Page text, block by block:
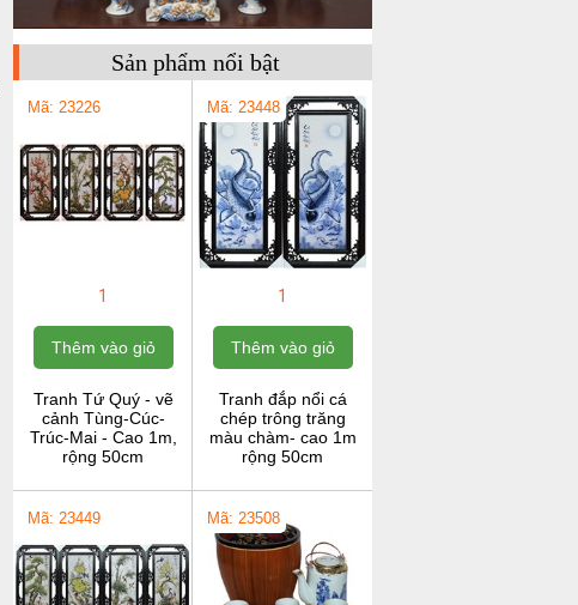
Sản phẩm nổi bật
Mã: 23226
1
Thêm vào giỏ
Tranh Tứ Quý - vẽ
cảnh Tùng-Cúc-
Trúc-Mai - Cao 1m,
rộng 50cm
Mã: 23448
1
Thêm vào giỏ
Tranh đắp nổi cá
chép trông trăng
màu chàm- cao 1m
rộng 50cm
Mã: 23449 Mã: 23508